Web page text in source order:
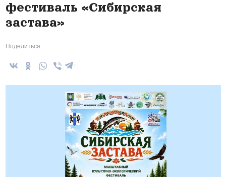
фестиваль «Сибирская
застава»
Поделиться